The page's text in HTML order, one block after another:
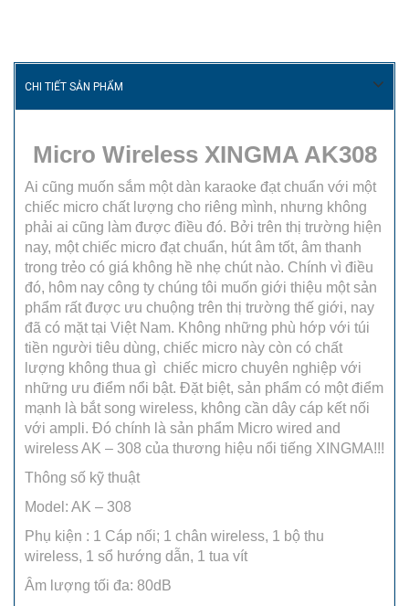
CHI TIẾT SẢN PHẨM
Micro Wireless XINGMA AK308
Ai cũng muốn sắm một dàn karaoke đạt chuẩn với một
chiếc micro chất lượng cho riêng mình, nhưng không
phải ai cũng làm được điều đó. Bởi trên thị trường hiện
nay, một chiếc micro đạt chuẩn, hút âm tốt, âm thanh
trong trẻo có giá không hề nhẹ chút nào. Chính vì điều
đó, hôm nay công ty chúng tôi muốn giới thiệu một sản
phẩm rất được ưu chuộng trên thị trường thế giới, nay
đã có mặt tại Việt Nam. Không những phù hớp với túi
tiền người tiêu dùng, chiếc micro này còn có chất
lượng không thua gì chiếc micro chuyên nghiệp với
những ưu điểm nổi bật. Đặt biệt, sản phẩm có một điểm
mạnh là bắt song wireless, không cần dây cáp kết nối
với ampli. Đó chính là sản phẩm Micro wired and
wireless AK – 308 của thương hiệu nổi tiếng XINGMA!!!
Thông số kỹ thuật
Model: AK – 308
Phụ kiện : 1 Cáp nối; 1 chân wireless, 1 bộ thu
wireless, 1 sổ hướng dẫn, 1 tua vít
Âm lượng tối đa: 80dB